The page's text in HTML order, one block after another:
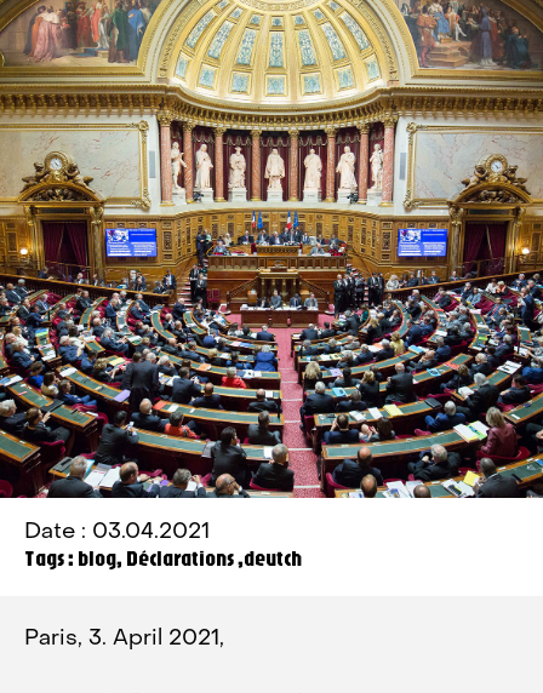
Date : 03.04.2021
Tags : blog, Déclarations ,deutch
Paris, 3. April 2021,